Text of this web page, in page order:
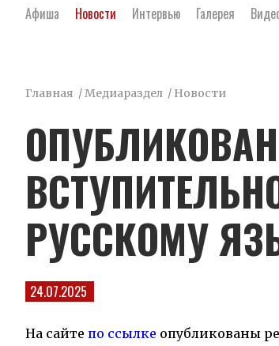
Афиша Новости Интервью Галерея
Главная /Медиараздел / Новости
РУССКОМУ
24.07.2025
На сайте по ссылке опубликованы